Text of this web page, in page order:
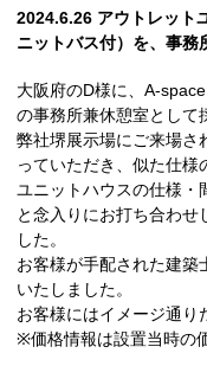
2024.6.26 アウトレット
ニットバス付）を、事務
大阪府のD様に、A-
の事務所兼休憩室として
弊社堺展示場にご来場さ
っていただき、似た仕様
ユニットハウスの仕様・
と念入りにお打ち合わせ
した。
お客様が手配された建築
いたしました。
お客様にはイメージ通り
※価格情報は設置当時の